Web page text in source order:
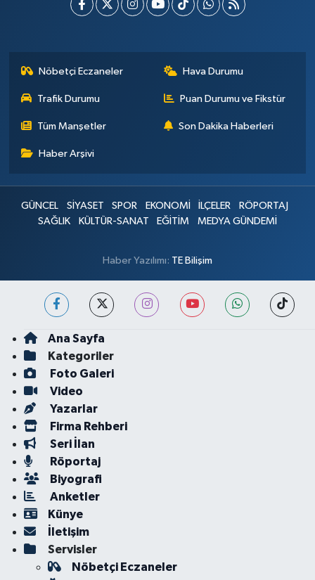
Nöbetçi Eczaneler Hava Durumu
Trafik Durumu Puan Durumu ve Fikstür
Tüm Manşetler Son Dakika Haberleri
Haber Arşivi
GÜNCEL SİYASET SPOR EKONOMİ İLÇELER
RÖPORTAJ
SAĞLIK
KÜLTÜR-SANAT EĞİTİM MEDYA GÜNDEMİ
Haber Yazılımı: TE Bilişim
Ana Sayfa
Kategoriler
Foto Galeri
Video
Yazarlar
Firma Rehberi
Seri İlan
Röportaj
Biyografi
Anketler
Künye
İletişim
Servisler
Nöbetçi Eczaneler